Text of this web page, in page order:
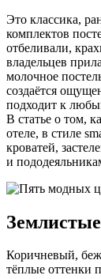
Это классика,
комплектов
отбеливали,
владельцев
молочное
создаётся
подходит к
В статье о том,
отеле, в стиле
кроватей,
и
Коричневый,
тёплые оттенки